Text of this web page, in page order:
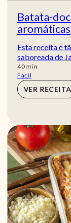
Batata-
aromáticas
Esta receita é
saboreada de
40min
min
Fácil
VER RECEITA